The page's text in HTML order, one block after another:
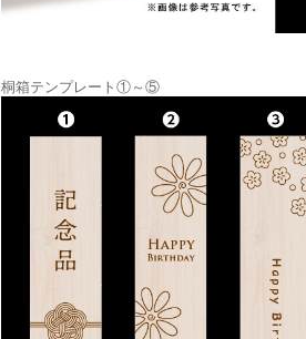
桐箱テンプレート①～⑤